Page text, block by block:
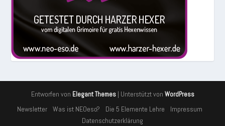
Entworfen von Elegant Themes| Unterstützt von WordPress
Newsletter Was ist NEOeso? Die 5 Elemente Lehre
Impressum
Datenschutzerklärung